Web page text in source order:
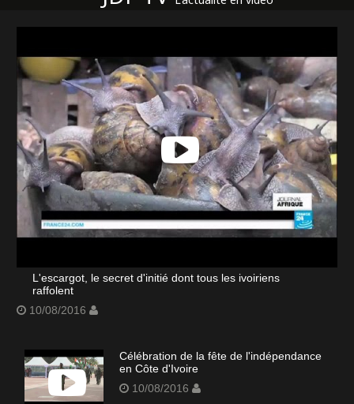
L'escargot, le secret d'initié dont tous les ivoiriens
raffolent
10/08/2016
Célébration de la fête de l'indépendance
en Côte d'Ivoire
10/08/2016